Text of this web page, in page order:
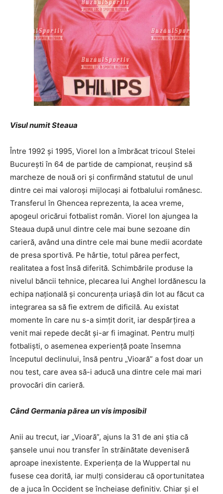
Visul numit Steaua
Între 1992 și 1995, Viorel Ion a îmbrăcat tricoul Stelei
București în 64 de partide de campionat, reușind să
marcheze de nouă ori și confirmând statutul de unul
dintre cei mai valoroși mijlocași ai fotbalului românesc.
Transferul în Ghencea reprezenta, la acea vreme,
apogeul oricărui fotbalist român. Viorel Ion ajungea la
Steaua după unul dintre cele mai bune sezoane din
carieră, având una dintre cele mai bune medii acordate
de presa sportivă. Pe hârtie, totul părea perfect,
realitatea a fost însă diferită. Schimbările produse la
nivelul băncii tehnice, plecarea lui Anghel Iordănescu la
echipa națională și concurența uriașă din lot au făcut ca
integrarea sa să fie extrem de dificilă. Au existat
momente în care nu s-a simțit dorit, iar despărțirea a
venit mai repede decât și-ar fi imaginat. Pentru mulți
fotbaliști, o asemenea experiență poate însemna
începutul declinului, însă pentru „Vioară” a fost doar un
nou test, care avea să-i aducă una dintre cele mai mari
provocări din carieră.
Când Germania părea un vis imposibil
Anii au trecut, iar „Vioară”, ajuns la 31 de ani știa că
șansele unui nou transfer în străinătate deveniseră
aproape inexistente. Experiența de la Wuppertal nu
fusese cea dorită, iar mulți considerau că oportunitatea
de a juca în Occident se încheiase definitiv. Chiar și el